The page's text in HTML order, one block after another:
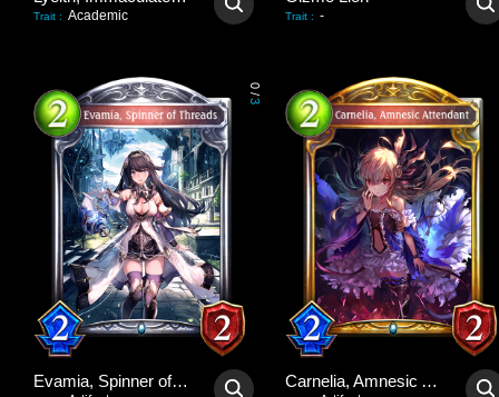
Trait : Academic Trait : -
0
/
3
Evamia, Spinner of Threads Carnelia, Amnesic Attendant